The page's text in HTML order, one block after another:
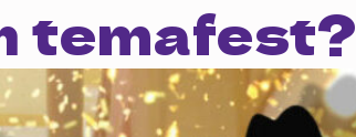
temafest?